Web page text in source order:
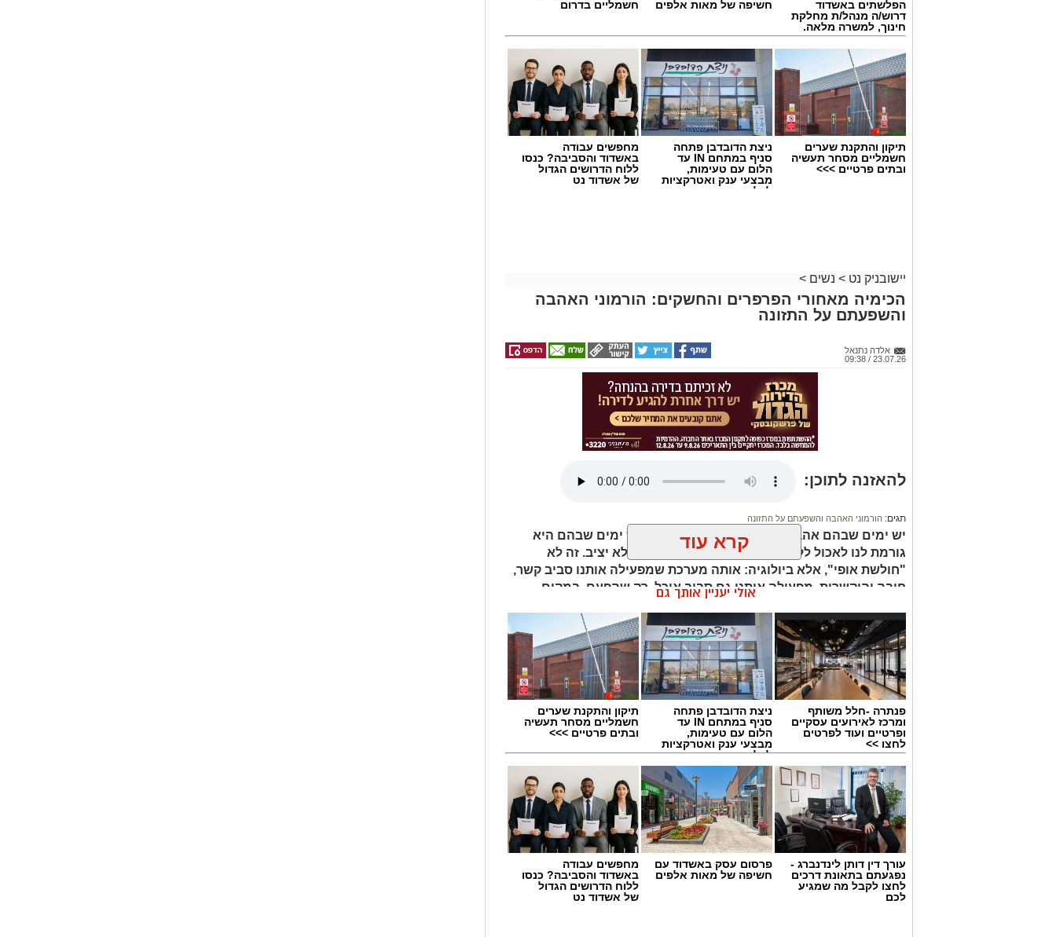
הפלשתים באשדוד
דרוש/ה מנהל/ת מחלקת
חינוך, למשרה מלאה.
חשיפה של מאות אלפים
חשמליים בדרום
תיקון והתקנת שערים
חשמליים מסחר תעשיה
ובתים פרטיים >>>
ניצת הדובדבן פתחה
סניף במתחם IN עד
הלום עם טעימות,
מבצעי ענק ואטרקציות
לכל המשפחה
מחפשים עבודה
באשדוד והסביבה? כנסו
ללוח הדרושים הגדול
של אשדוד נט
יישובניק נט > נשים >
הכימיה מאחורי הפרפרים והחשקים: הורמוני האהבה
והשפעתם על התזונה
אלדה נתנאל
23.07.26 / 09:38
להאזנה לתוכן:
תגים: הורמוני האהבה והשפעתם על התזונה
יש ימים שבהם אהבה גורמת לנו לשכוח לאכול. ויש ימים שבהם היא
גורמת לנו לאכול ללא הרף, בעיקר כשמשהו בקשר לא יציב. זה לא
"חולשת אופי", אלא ביולוגיה: אותה מערכת שמפעילה אותנו סביב קשר,
חיבה והיקשרות, מפעילה אותנו גם סביב אוכל. רק שהפעם, במקום
מהירה להירגע.
קרא עוד
אולי יעניין אותך גם
פנתרה -חלל משותף
ומרכז לאירועים עסקיים
ופרטיים ועוד לפרטים
לחצו >>
ניצת הדובדבן פתחה
סניף במתחם IN עד
הלום עם טעימות,
מבצעי ענק ואטרקציות
לכל המשפחה
תיקון והתקנת שערים
חשמליים מסחר תעשיה
ובתים פרטיים >>>
עורך דין דותן לינדנברג -
נפגעתם בתאונת דרכים
לחצו לקבל מה שמגיע
לכם
פרסום עסק באשדוד עם
חשיפה של מאות אלפים
מחפשים עבודה
באשדוד והסביבה? כנסו
ללוח הדרושים הגדול
של אשדוד נט